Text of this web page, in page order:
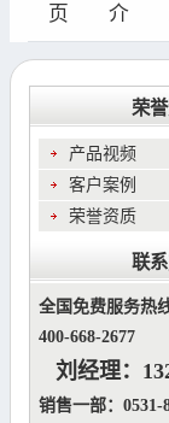
页
介
荣
产品视频
客户案例
荣誉资质
联
全国免费服务热线
400-668-2677
刘经理：
销售一部：0531-